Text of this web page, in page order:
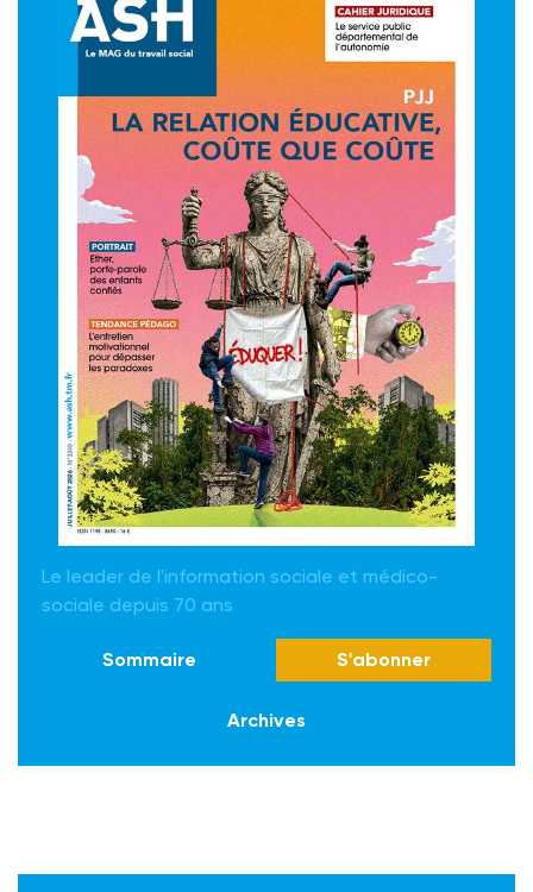
Le leader de l'information sociale et médico-
sociale depuis 70 ans
Sommaire S'abonner
Archives